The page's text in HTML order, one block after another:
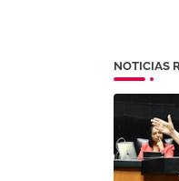
NOTICIAS